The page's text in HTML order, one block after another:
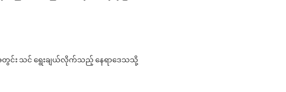
အတွင်း သင် ရွေးချယ်လိုက်သည့် နေရာဒေသသို့